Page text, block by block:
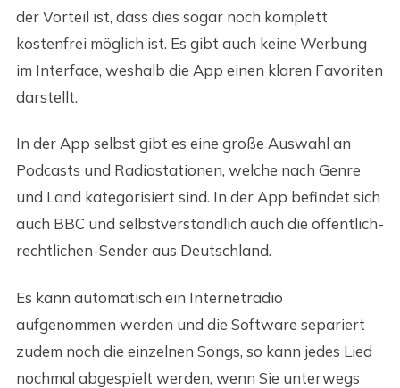
der Vorteil ist, dass dies sogar noch komplett
kostenfrei möglich ist. Es gibt auch keine Werbung
im Interface, weshalb die App einen klaren Favoriten
darstellt.
In der App selbst gibt es eine große Auswahl an
Podcasts und Radiostationen, welche nach Genre
und Land kategorisiert sind. In der App befindet sich
auch BBC und selbstverständlich auch die öffentlich-
rechtlichen-Sender aus Deutschland.
Es kann automatisch ein Internetradio
aufgenommen werden und die Software separiert
zudem noch die einzelnen Songs, so kann jedes Lied
nochmal abgespielt werden, wenn Sie unterwegs